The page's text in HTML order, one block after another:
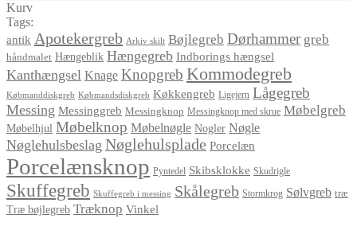
Kurv
Tags:
antik Apotekergreb Arkiv skilt Bøjlegreb Dørhammer greb
håndmalet Hængeblik Hængegreb Indborings hængsel
Kanthængsel Knage Knopgreb Kommodegreb
Købmanddiskgreb Købmandsdiskgreb Køkkengreb Ligejern Lågegreb
Messing Messinggreb Messingknop Messingknop med skrue Møbelgreb
Møbelhjul Møbelknop Møbelnøgle Nogler Nøgle
Nøglehulsbeslag Nøglehulsplade Porcelæn
Porcelænsknop Pyntedel Skibsklokke Skudrigle
Skuffegreb Skuffegreb i messing Skålegreb Stormkrog Sølvgreb træ
Træ bøjlegreb Træknop Vinkel